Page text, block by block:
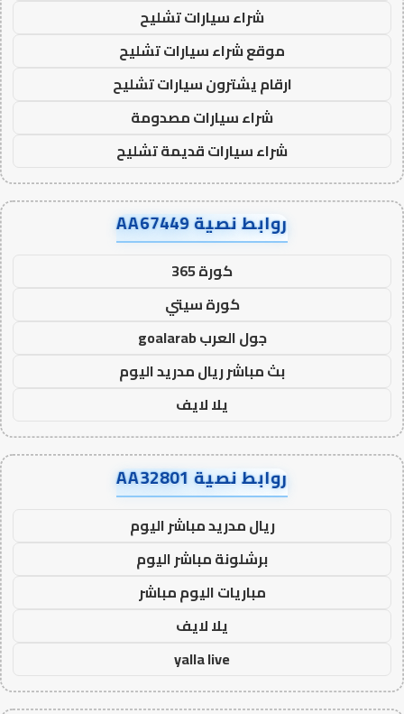
شراء سيارات تشليح
موقع شراء سيارات تشليح
ارقام يشترون سيارات تشليح
شراء سيارات مصدومة
شراء سيارات قديمة تشليح
روابط نصية AA67449
كورة 365
كورة سيتي
جول العرب goalarab
بث مباشر ريال مدريد اليوم
يلا لايف
روابط نصية AA32801
ريال مدريد مباشر اليوم
برشلونة مباشر اليوم
مباريات اليوم مباشر
يلا لايف
yalla live